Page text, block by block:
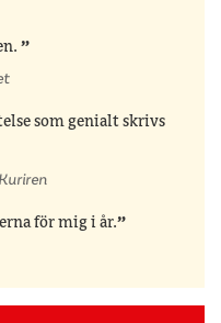
som genialt skrivs
för mig i år.